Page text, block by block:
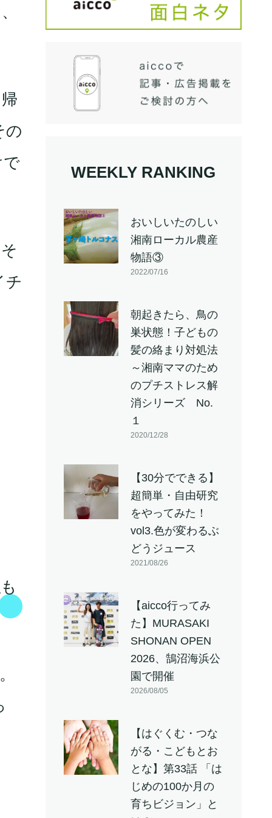
の
で
チ
WEEKLY RANKING
おいしいたのしい
湘南ローカル農産
物語③
2022/07/16
朝起きたら、鳥の
巣状態！子どもの
髪の絡まり対処法
～湘南ママのため
のプチストレス解
消シリーズ No.
１
2020/12/28
【30分でできる】
超簡単・自由研究
をやってみた！
vol3.色が変わるぶ
どうジュース
2021/08/26
【aicco行ってみ
た】MURASAKI
SHONAN OPEN
2026、鵠沼海浜公
園で開催
2026/08/05
【はぐくむ・つな
がる・こどもとお
とな】第33話 「は
じめの100か月の
育ちビジョン」と